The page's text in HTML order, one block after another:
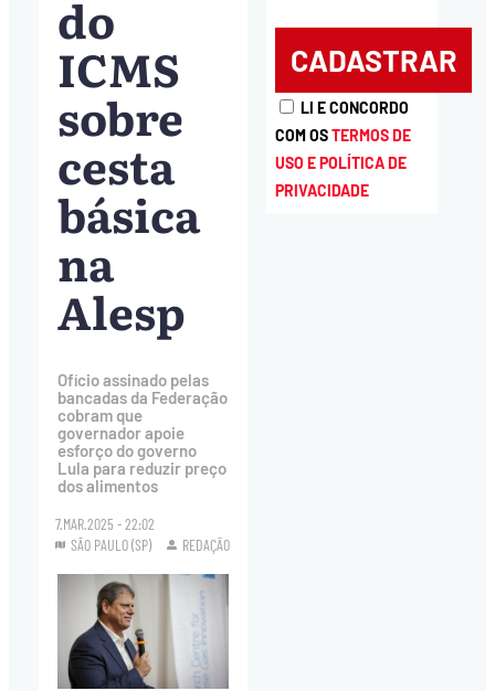
do
ICMS
sobre
cesta
básica
na
Alesp
Ofício assinado pelas
bancadas da Federação
cobram que
governador apoie
esforço do governo
Lula para reduzir preço
dos alimentos
7.MAR.2025 - 22:02
SÃO PAULO (SP)
REDAÇÃO
LI E CONCORDO
COM OSTERMOS DE
USO E POLÍTICA DE
PRIVACIDADE